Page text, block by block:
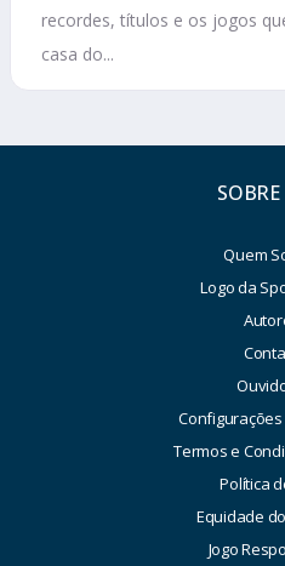
recordes, títulos e os jogos
casa do...
Quem
Logo da
Termos e
Política
Equidade
Jogo